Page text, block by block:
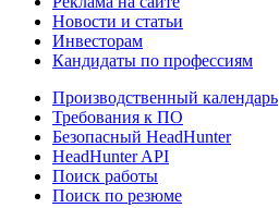
Новости и статьи
Инвесторам
Кандидаты по профессиям
Производственный календарь
Требования к ПО
Безопасный HeadHunter
HeadHunter API
Поиск работы
Поиск по резюме